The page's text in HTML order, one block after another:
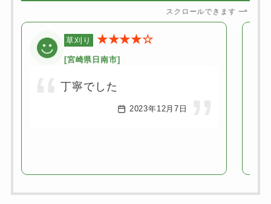
スクロールできます
草刈り ★★★★☆
[宮崎県日南市]
丁寧でした
2023年12月7日